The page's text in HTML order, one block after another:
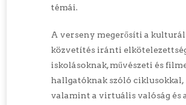
témái.
A verseny megerősíti a
közvetítés iránti
iskolásoknak, művészeti és
hallgatóknak szóló ciklusokkal,
valamint a virtuális valóság és a